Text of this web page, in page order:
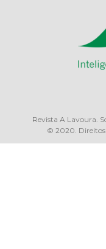
Revista A Lavoura.
© 2020. Direitos